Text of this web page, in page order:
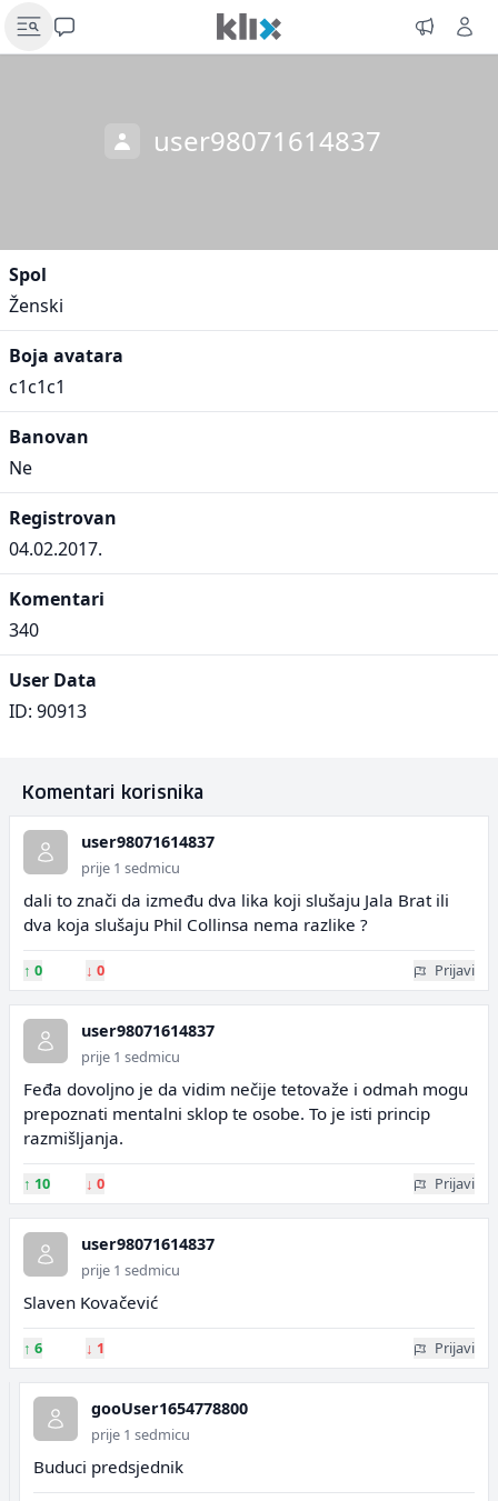
user98071614837
Spol
Ženski
Boja avatara
c1c1c1
Banovan
Ne
Registrovan
04.02.2017.
Komentari
340
User Data
ID: 90913
Komentari korisnika
user98071614837
prije 1 sedmicu
dali to znači da između dva lika koji slušaju Jala Brat ili
dva koja slušaju Phil Collinsa nema razlike ?
↑ 0 ↓ 0 Prijavi
user98071614837
prije 1 sedmicu
Feđa dovoljno je da vidim nečije tetovaže i odmah mogu
prepoznati mentalni sklop te osobe. To je isti princip
razmišljanja.
↑ 10 ↓ 0 Prijavi
user98071614837
prije 1 sedmicu
Slaven Kovačević
↑ 6 ↓ 1 Prijavi
gooUser1654778800
prije 1 sedmicu
Buduci predsjednik